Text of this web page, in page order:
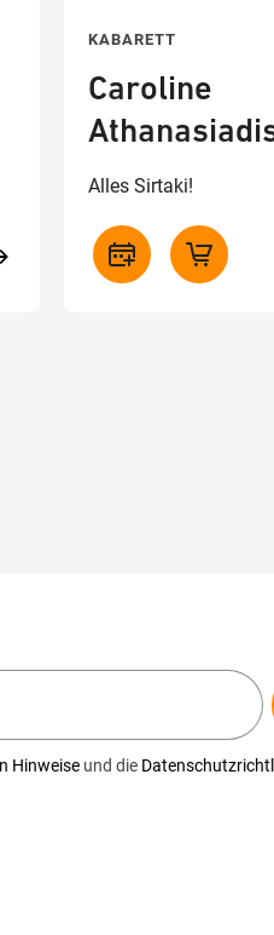
KABARETT
Caroline
Alles Sirtaki!
Hinweise und die